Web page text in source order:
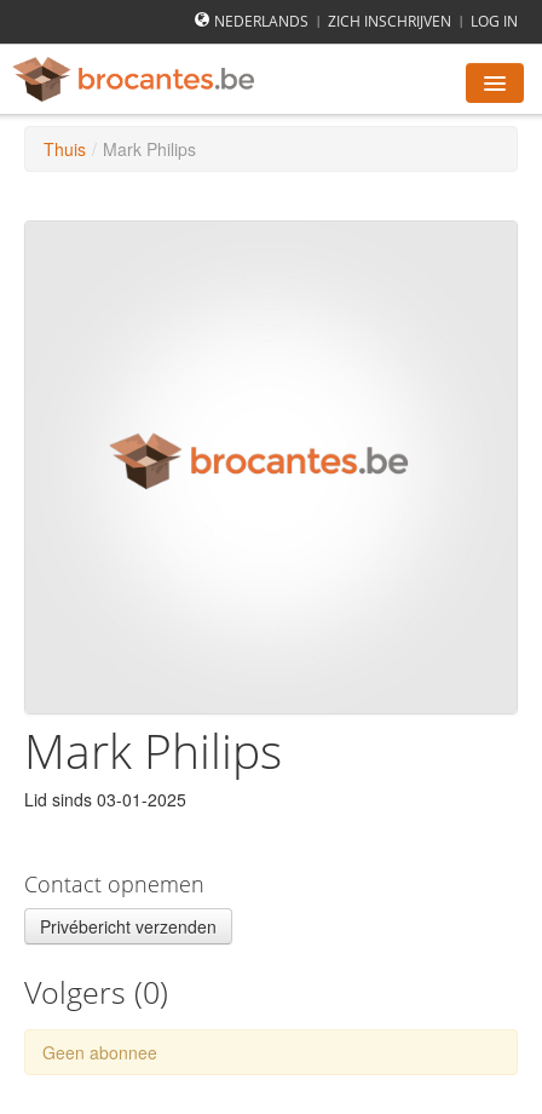
NEDERLANDS | ZICH INSCHRIJVEN | LOG IN
ROMMELMARKTEN AGENDA
STEDEN
Thuis / Mark Philips
Mark Philips
Lid sinds 03-01-2025
Contact opnemen
Privébericht verzenden
Volgers (0)
Geen abonnee